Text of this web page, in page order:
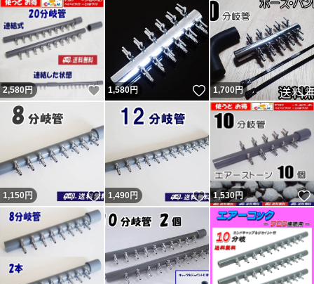
主に支払手続から1～2、2～3日で発送と設定して出品
し、その通り発送しています。 翌日発送とならない場合
もあります。 勝手な要求通り発送しなかったから「気分
悪い」「誠実ではない」と悪い・どちらでもない 評価し
てきた異常者達がいたので記載しておきます。
2,580円 いいね！
1,580円 いいね！
1,700円
1,150円 いいね！
1,490円 いいね！
1,530円